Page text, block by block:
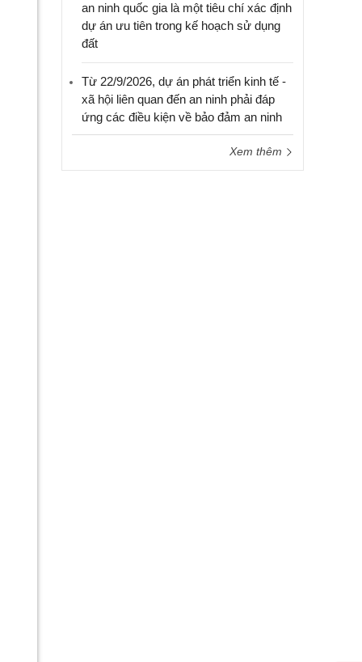
an ninh quốc gia là một tiêu chí xác định
dự án ưu tiên trong kế hoạch sử dụng
đất
Từ 22/9/2026, dự án phát triển kinh tế -
xã hội liên quan đến an ninh phải đáp
ứng các điều kiện về bảo đảm an ninh
Xem thêm